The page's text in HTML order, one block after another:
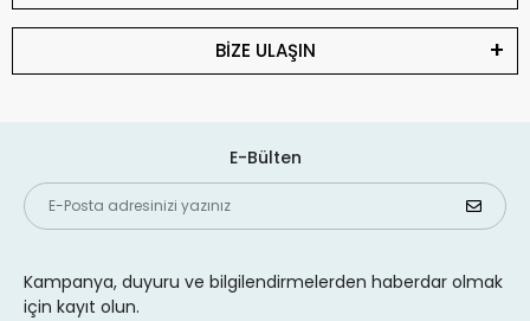
BİZE ULAŞIN
E-Bülten
Kampanya, duyuru ve bilgilendirmelerden haberdar olmak
için kayıt olun.